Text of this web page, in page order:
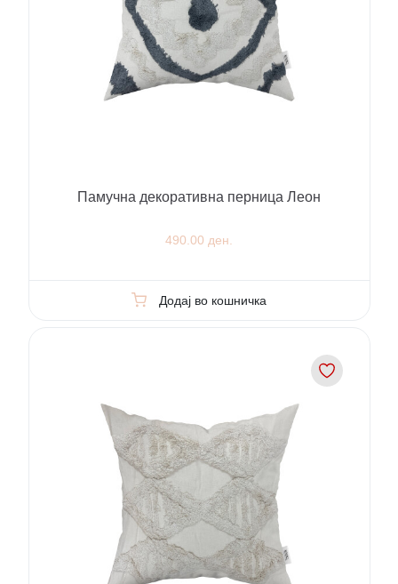
Памучна декоративна перница Леон
490.00 ден.
Додај во кошничка